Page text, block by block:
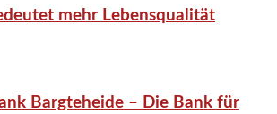
mehr Lebensqualität
Bargteheide – Die Bank für